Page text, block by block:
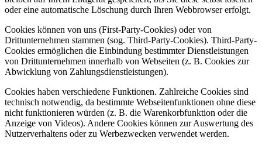
oder eine automatische Löschung durch Ihren Webbrowser erfolgt.
Cookies können von uns (First-Party-Cookies) oder von
Drittunternehmen stammen (sog. Third-Party-Cookies). Third-Party-
Cookies ermöglichen die Einbindung bestimmter Dienstleistungen
von Drittunternehmen innerhalb von Webseiten (z. B. Cookies zur
Abwicklung von Zahlungsdienstleistungen).
Cookies haben verschiedene Funktionen. Zahlreiche Cookies sind
technisch notwendig, da bestimmte Webseitenfunktionen ohne diese
nicht funktionieren würden (z. B. die Warenkorbfunktion oder die
Anzeige von Videos). Andere Cookies können zur Auswertung des
Nutzerverhaltens oder zu Werbezwecken verwendet werden.